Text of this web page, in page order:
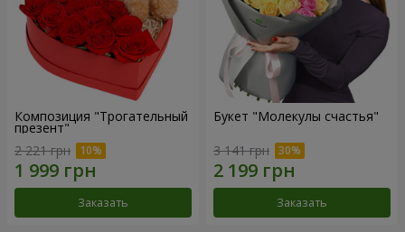
Композиция "Трогательный
презент"
2 221 грн
Заказать
Букет "Молекулы счастья"
3 141 грн
Заказать